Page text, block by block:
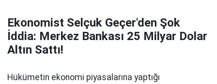
Ekonomist Selçuk Geçer'den Şok
İddia: Merkez Bankası 25 Milyar Dolar
Altın Sattı!
Hükümetin ekonomi piyasalarına yaptığı